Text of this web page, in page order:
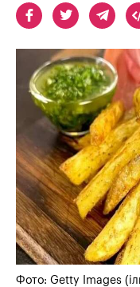
Фото: Getty Images